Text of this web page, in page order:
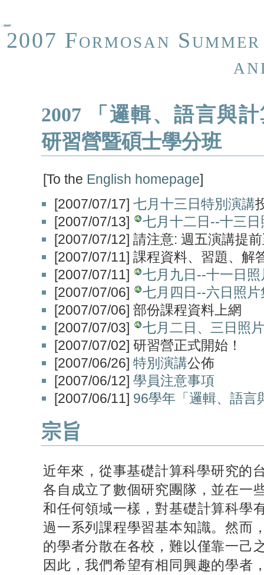
start
2007 Formosan
2007 「邏輯、語言與
研習營暨碩士學分班
[To the English homepage]
[2007/07/17]七月十三日特別演講
[2007/07/13]
七月十二日--十三日
[2007/07/12] 請注意: 週五演講提
[2007/07/11] 課程資料、習題、解
[2007/07/11]
七月九日--十一日照
[2007/07/06]
七月四日--六日照片
[2007/07/06] 部份課程資料上網
[2007/07/03]
七月二日、三日照
[2007/07/02] 研習營正式開始！
[2007/06/26]特別演講公佈
[2007/06/12]學員注意事項
[2007/06/11] 96學年「邏輯、語言
宗旨
近年來，從事基礎計算科學研究的
各自成立了數個研究團隊，並在一
和任何領域一樣，對基礎計算科學
過一系列課程學習基本知識。然而
的學者分散在各校，難以僅靠一己
因此，我們希望有相同興趣的學者